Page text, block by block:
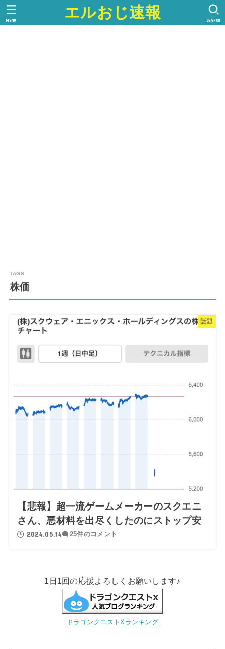
エルおじ速報 SEARCH
MENU
株価
話題
【悲報】超一流ゲームメーカーのスクエニ
さん、悪材料を出尽くしたのにストップ安
2024.05.14 25件のコメント
1日1回の応援よろしくお願いします♪
ドラゴンクエストXランキング